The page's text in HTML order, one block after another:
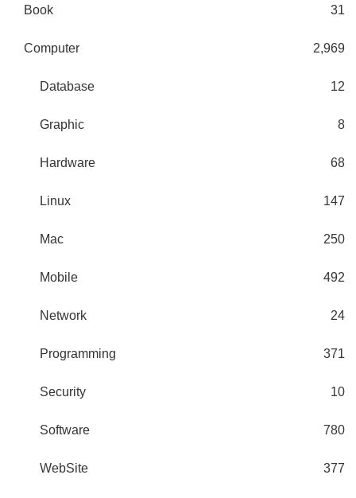
Book 31
Computer 2,969
Database 12
Graphic 8
Hardware 68
Linux 147
Mac 250
Mobile 492
Network 24
Programming 371
Security 10
Software 780
WebSite 377